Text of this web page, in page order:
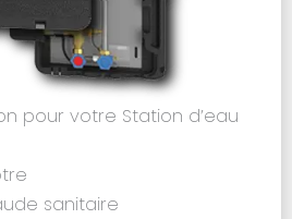
pour votre Station d’eau
sanitaire​